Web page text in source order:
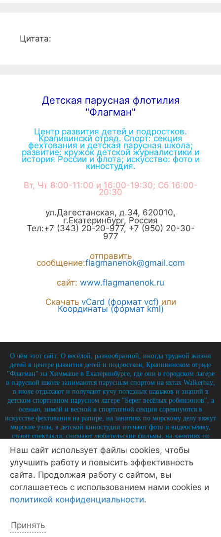
Цитата:
Детская парусная флотилия
"Флагман"
Центр развития детей и подростков.
Крапивинскй отряд. Спорт: секция
фехтования и детская парусная школа;
развитие: кружок детской журналистики и
история России и флота; искусство: фото и
киностудия.
Вт, Чт 8:00-11:00 и 16:00-19:30; Сб 16:00-
20:30
ул.Дагестанская, д.34, 620010,
г.Екатеринбург, Россия
Тел:+7 (343) 20-20-977, +7 (950) 20-30-
977
отправить
сообщение:flagmanenok@gmail.com
сайт: www.flagmanenok.ru
Скачать vCard (формат vcf) или
Координаты (формат kml)
О чём этот сайт: О весёлой, разнообразной, иногда трудной жизни
детей в центре развития детей и подростков, Крапивинском отряде
"Флагман" на Химмаше в Екатеринбурге, где они в городском лагере
в парусной школе занимаются парусным спортом на яхтах Walkerbay;
в июле отдыхают и получают кучу полезных навыков и знаний в
детском спортивном парусном лагере "Берег весёлых робинзонов", а
осенью, зимой и весной в спортивной секции соревнуются в
искусстве фехтования на рапире, на занятиях по морскому делу вяжут
морские узлы, в детской киностудии изучают фото и видеосъёмку,
ставят спектакли, снимают любительские фильмы, на занятиях по
истории углубляют свои знания по историю России и флота, и
круглый год на занятиях по детской журналистике практикуются в
написании заметок, репортажей, интервью, выпуская стен-газету и
выкладывая лучшие материалы на отрядный сайт.
© 2026 Крапивинский отряд Флагман - детский центр
Екатеринбург• Создано вGeneratePress
Наш сайт использует файлы cookies, чтобы
улучшить работу и повысить эффективность
сайта. Продолжая работу с сайтом, вы
соглашаетесь с использованием нами cookies и
политикой конфиденциальности.
Принять